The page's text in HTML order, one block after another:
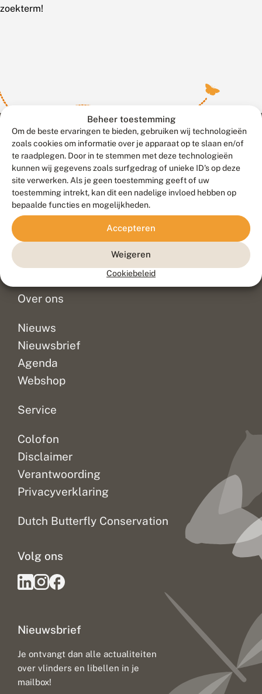
Beheer toestemming
Om de beste ervaringen te bieden, gebruiken wij technologieën
zoals cookies om informatie over je apparaat op te slaan en/of
te raadplegen. Door in te stemmen met deze technologieën
kunnen wij gegevens zoals surfgedrag of unieke ID's op deze
site verwerken. Als je geen toestemming geeft of uw
toestemming intrekt, kan dit een nadelige invloed hebben op
bepaalde functies en mogelijkheden.
Accepteren
Weigeren
Cookiebeleid
zoekterm!
Contact
Veelgestelde vragen
Doneer
Over ons
Nieuws
Nieuwsbrief
Agenda
Webshop
Service
Colofon
Disclaimer
Verantwoording
Privacyverklaring
Dutch Butterfly Conservation
Nieuwsbrief
Je ontvangt dan alle actualiteiten
over vlinders en libellen in je
mailbox!
Volg ons
Meld waarnemingen© 2026 Vlinderstichting
Duurzaam ontwikkeld door
Go2People
, ontworpen door
Blue Field Agency
Privacy
Disclaimer
Sitemap